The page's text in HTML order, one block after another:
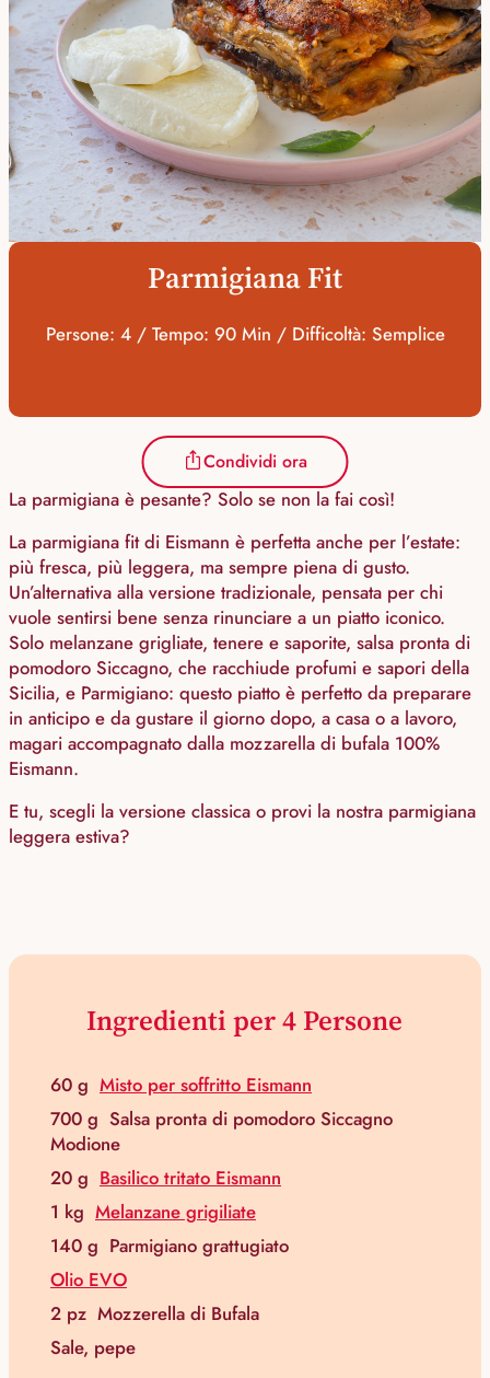
Parmigiana Fit
Persone: 4 / Tempo: 90 Min / Difficoltà: Semplice
Condividi ora
La parmigiana è pesante? Solo se non la fai così!
La parmigiana fit di Eismann è perfetta anche per l’estate:
più fresca, più leggera, ma sempre piena di gusto.
Un’alternativa alla versione tradizionale, pensata per chi
vuole sentirsi bene senza rinunciare a un piatto iconico.
Solo melanzane grigliate, tenere e saporite, salsa pronta di
pomodoro Siccagno, che racchiude profumi e sapori della
Sicilia, e Parmigiano: questo piatto è perfetto da preparare
in anticipo e da gustare il giorno dopo, a casa o a lavoro,
magari accompagnato dalla mozzarella di bufala 100%
Eismann.
E tu, scegli la versione classica o provi la nostra parmigiana
leggera estiva?
Ingredienti per 4 Persone
60 g Misto per soffritto Eismann
700 g Salsa pronta di pomodoro Siccagno
Modione
20 g Basilico tritato Eismann
1 kg Melanzane grigiliate
140 g Parmigiano grattugiato
Olio EVO
2 pz Mozzerella di Bufala
Sale, pepe